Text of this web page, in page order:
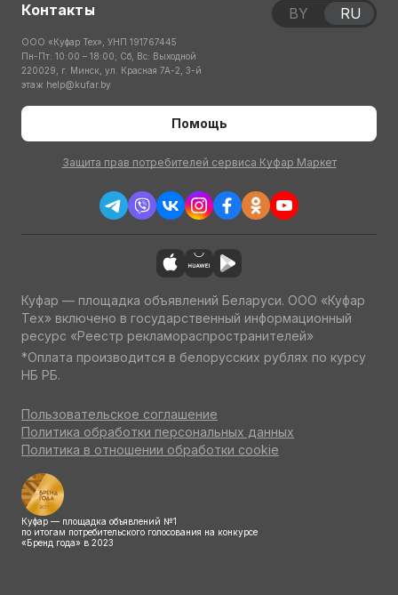
Контакты
ООО «Куфар Тех», УНП 191767445
Пн-Пт: 10:00 – 18:00; Сб, Вс: Выходной
220029, г. Минск, ул. Красная 7А-2, 3-й
этаж help@kufar.by
Помощь
Защита прав потребителей сервиса Куфар Маркет
BY RU
Куфар — площадка объявлений Беларуси. ООО «Куфар
Тех» включено в государственный информационный
ресурс «Реестр рекламораспространителей»
*Оплата производится в белорусских рублях по курсу
НБ РБ.
Пользовательское соглашение
Политика обработки персональных данных
Политика в отношении обработки cookie
Куфар — площадка объявлений №1
по итогам потребительского голосования на конкурсе
«Бренд года» в 2023